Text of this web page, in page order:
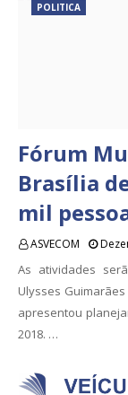
POLITICA
Fórum
Brasília
mil
ASVECOM
As atividades
Ulysses
apresentou
2018. …